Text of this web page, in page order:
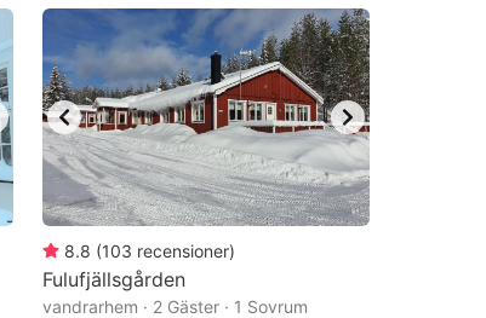
8.8 (103 recensioner)
Fulufjällsgården
vandrarhem · 2 Gäster · 1 Sovrum